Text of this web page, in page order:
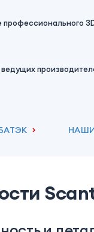
профессионального